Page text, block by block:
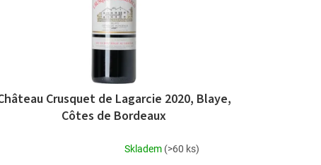
Crusquet de Lagarcie 2020, Blaye,
Côtes de Bordeaux
Skladem (>60 ks)